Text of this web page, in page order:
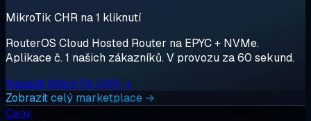
MikroTik CHR na 1 kliknutí
RouterOS Cloud Hosted Router na EPYC + NVMe.
Aplikace č. 1 našich zákazníků. V provozu za 60 sekund.
Nasadit MikroTik CHR →
Zobrazit celý marketplace →
Ceny